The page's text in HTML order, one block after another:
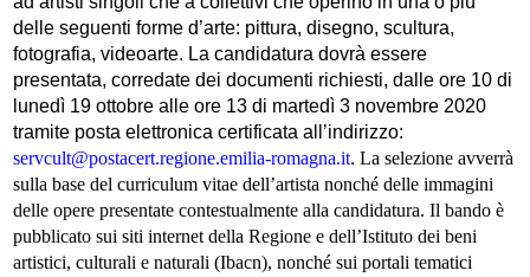
delle seguenti forme d’arte: pittura, disegno, scultura,
fotografia, videoarte. La candidatura dovrà essere
presentata, corredate dei documenti richiesti, dalle ore 10 di
lunedì 19 ottobre alle ore 13 di martedì 3 novembre 2020
tramite posta elettronica certificata all’indirizzo:
servcult@postacert.regione.emilia-romagna.it. La selezione avverrà
sulla base del curriculum vitae dell’artista nonché delle immagini
delle opere presentate contestualmente alla candidatura. Il bando è
pubblicato sui siti internet della Regione e dell’Istituto dei beni
artistici, culturali e naturali (Ibacn), nonché sui portali tematici